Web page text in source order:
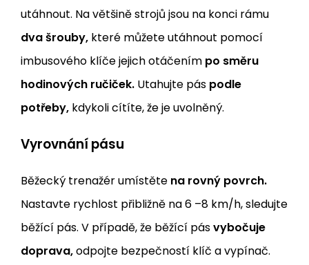
utáhnout. Na většině strojů jsou na konci rámu
dva šrouby, které můžete utáhnout pomocí
imbusového klíče jejich otáčením po směru
hodinových ručiček. Utahujte pás podle
potřeby, kdykoli cítíte, že je uvolněný.
Vyrovnání pásu
Běžecký trenažér umístěte na rovný povrch.
Nastavte rychlost přibližně na 6 –8 km/h, sledujte
běžící pás. V případě, že běžící pásvybočuje
doprava,odpojte bezpečností klíč a vypínač.